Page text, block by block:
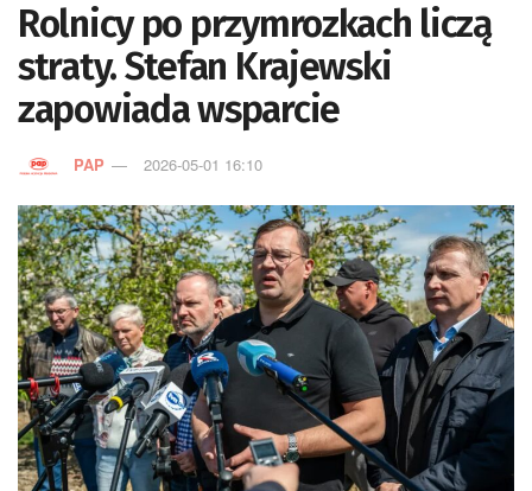
Rolnicy po przymrozkach liczą
straty. Stefan Krajewski
zapowiada wsparcie
PAP 2026-05-01 16:10